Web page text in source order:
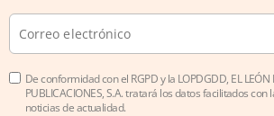
De conformidad con el RGPD y la LOPDGDD, EL LEÓN
PUBLICACIONES, S.A. tratará los datos facilitados
noticias de actualidad.